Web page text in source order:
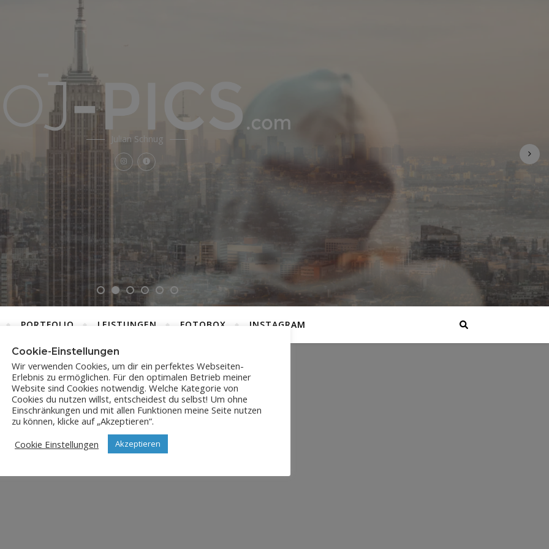
Julian Schnug
PORTFOLIO LEISTUNGEN FOTOBOX INSTAGRAM
DSC_7445
2. Oktober 2019
Cookie-Einstellungen
Wir verwenden Cookies, um dir ein perfektes Webseiten-
Erlebnis zu ermöglichen. Für den optimalen Betrieb meiner
Website sind Cookies notwendig. Welche Kategorie von
Cookies du nutzen willst, entscheidest du selbst! Um ohne
Einschränkungen und mit allen Funktionen meine Seite nutzen
zu können, klicke auf „Akzeptieren“.
Cookie Einstellungen
Akzeptieren